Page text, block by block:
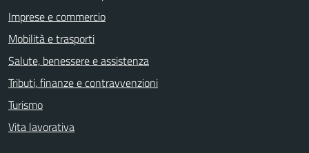
Imprese e commercio
Mobilità e trasporti
Salute, benessere e assistenza
Tributi, finanze e contravvenzioni
Turismo
Vita lavorativa